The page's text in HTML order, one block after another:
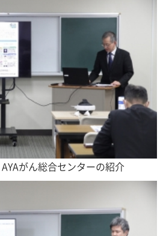
がん総合センターの紹介